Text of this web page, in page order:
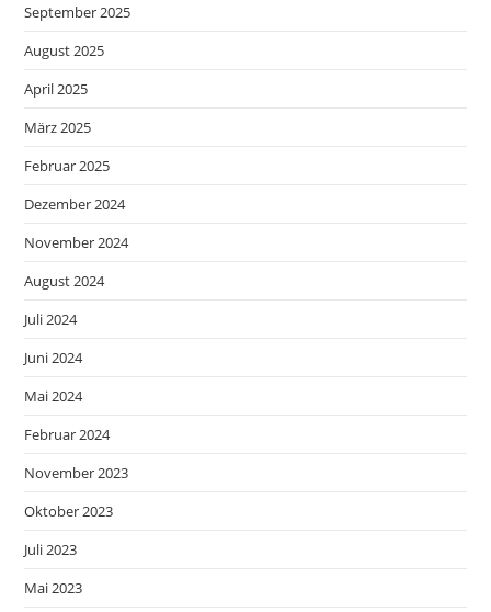
September 2025
August 2025
April 2025
März 2025
Februar 2025
Dezember 2024
November 2024
August 2024
Juli 2024
Juni 2024
Mai 2024
Februar 2024
November 2023
Oktober 2023
Juli 2023
Mai 2023